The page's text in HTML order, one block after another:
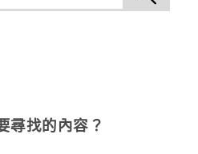
尋找的內容？